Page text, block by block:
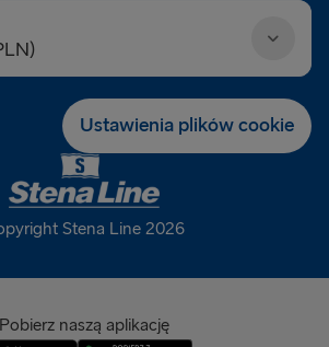
Ustawienia plików cookie
Stena Line 2026
Pobierz naszą aplikację